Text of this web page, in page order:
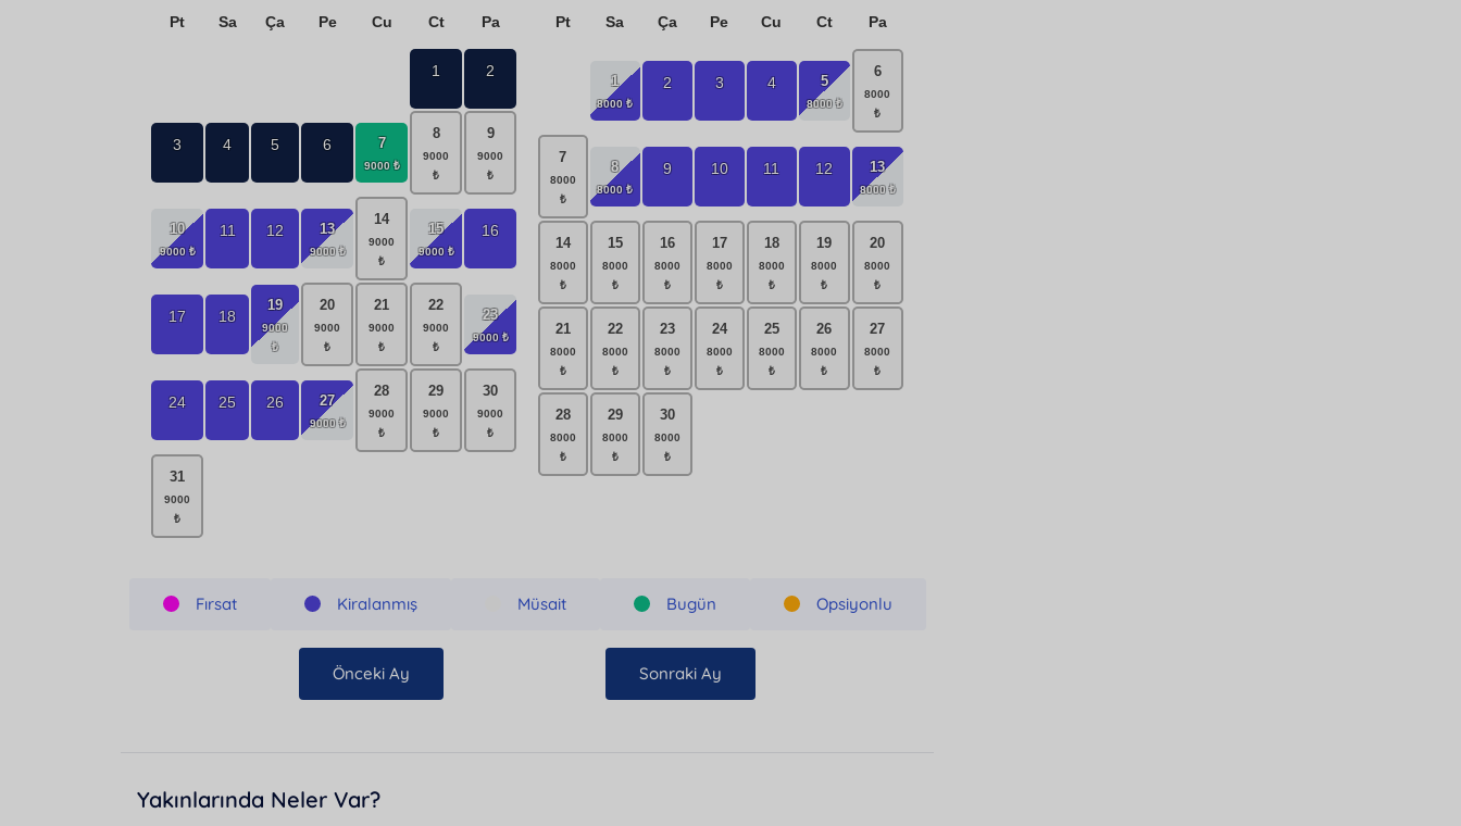
Pt Sa Ça Pe Cu Ct Pa
1 2
3 4 5 6 7
8 9
10 11 12 13
14
15 16
17 18
19 20 21 22
23
24 25 26 27
28 29 30
31
Pt Sa Ça Pe Cu Ct Pa
1 2 3 4 5
6
7
8 9 10 11 12 13
14 15 16 17 18 19 20
21 22 23 24 25 26 27
28 29 30
Fırsat Kiralanmış Müsait Bugün Opsiyonlu
Önceki Ay Sonraki Ay
Yakınlarında Neler Var?